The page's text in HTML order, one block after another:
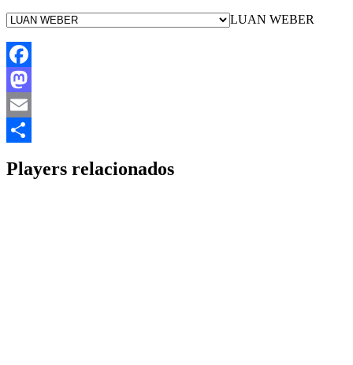
LUAN WEBER
Facebook
Mastodon
Email
Players relacionados